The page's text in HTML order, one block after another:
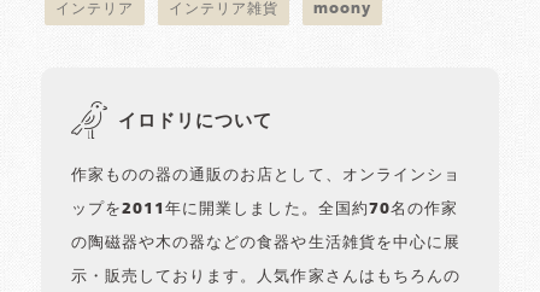
インテリア インテリア雑貨 moony
イロドリについて
作家ものの器の通販のお店として、オンラインショ
ップを2011年に開業しました。全国約70名の作家
の陶磁器や木の器などの食器や生活雑貨を中心に展
示・販売しております。人気作家さんはもちろんの